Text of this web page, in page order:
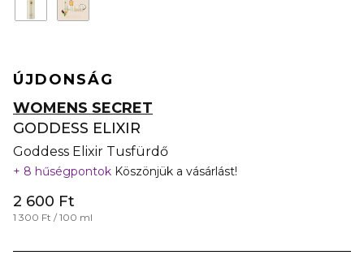
ÚJDONSÁG
WOMENS SECRET
GODDESS ELIXIR
Goddess Elixir Tusfürdő
8 hűségpontok Köszönjük a vásárlást!
2 600 Ft
1 300 Ft / 100 ml